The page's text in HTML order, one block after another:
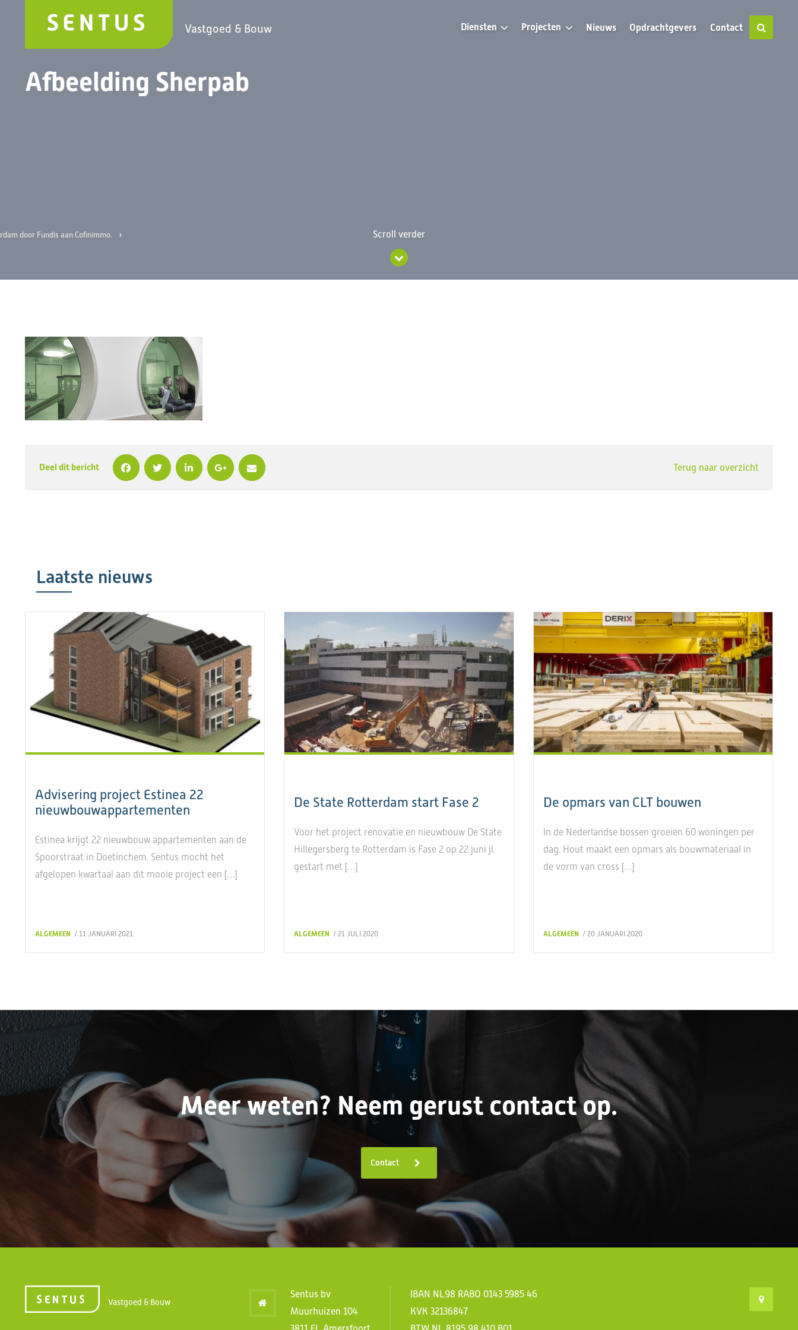
Vastgoed & Bouw Diensten Projecten Nieuws Opdrachtgevers Contact
Afbeelding Sherpab
door Fundis aan Cofinimmo. › Scroll verder
Deel dit bericht Terug naar overzicht
Laatste nieuws
Advisering project Estinea 22
nieuwbouwappartementen
Estinea krijgt 22 nieuwbouw appartementen aan de
Spoorstraat in Doetinchem. Sentus mocht het
afgelopen kwartaal aan dit mooie project een […]
ALGEMEEN / 11 JANUARI 2021
De State Rotterdam start Fase 2
Voor het project renovatie en nieuwbouw De State
Hillegersberg te Rotterdam is Fase 2 op 22 juni jl.
gestart met […]
ALGEMEEN / 21 JULI 2020
De opmars van CLT bouwen
In de Nederlandse bossen groeien 60 woningen per
dag. Hout maakt een opmars als bouwmateriaal in
de vorm van cross […]
ALGEMEEN / 20 JANUARI 2020
Meer weten? Neem gerust contact op.
Contact
Vastgoed & Bouw
Sentus bv
Muurhuizen 104
IBAN NL98 RABO 0143 5985 46
KVK 32136847